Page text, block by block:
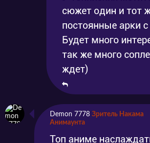
сюжет один и тот
постоянные арки
Будет много
так же много
ждет)
Demon 7778 Зритель Накама
Анимаунта
Топ аниме